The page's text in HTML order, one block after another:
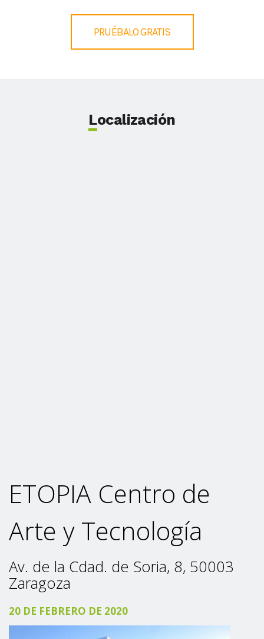
PRUÉBALO GRATIS
Localización
ETOPIA Centro de
Arte y Tecnología
Av. de la Cdad. de Soria, 8, 50003
Zaragoza
20 DE FEBRERO DE 2020